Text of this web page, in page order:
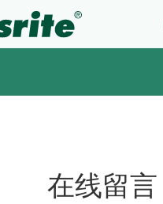
在线留言